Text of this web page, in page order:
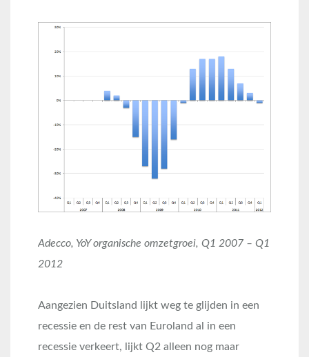
Adecco, YoY organische omzetgroei, Q1 2007 – Q1
2012
Aangezien Duitsland lijkt weg te glijden in een
recessie en de rest van Euroland al in een
recessie verkeert, lijkt Q2 alleen nog maar